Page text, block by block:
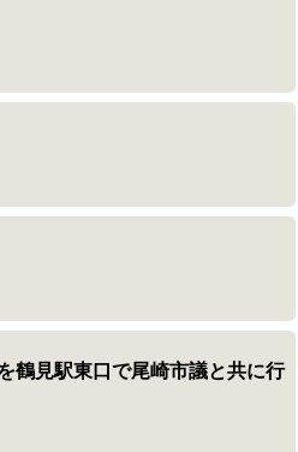
鶴見駅東口で尾崎市議と共に行